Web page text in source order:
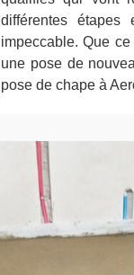
différentes
impeccable. Que
une pose de
pose de chape à